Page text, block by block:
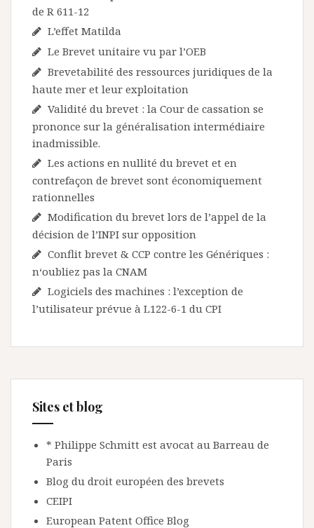
de R 611-12
L’effet Matilda
Le Brevet unitaire vu par l’OEB
Brevetabilité des ressources juridiques de la
haute mer et leur exploitation
Validité du brevet : la Cour de cassation se
prononce sur la généralisation intermédiaire
inadmissible.
Les actions en nullité du brevet et en
contrefaçon de brevet sont économiquement
rationnelles
Modification du brevet lors de l’appel de la
décision de l’INPI sur opposition
Conflit brevet & CCP contre les Génériques :
n‘oubliez pas la CNAM
Logiciels des machines : l’exception de
l’utilisateur prévue à L122-6-1 du CPI
Sites et blog
* Philippe Schmitt est avocat au Barreau de
Paris
Blog du droit européen des brevets
CEIPI
European Patent Office Blog